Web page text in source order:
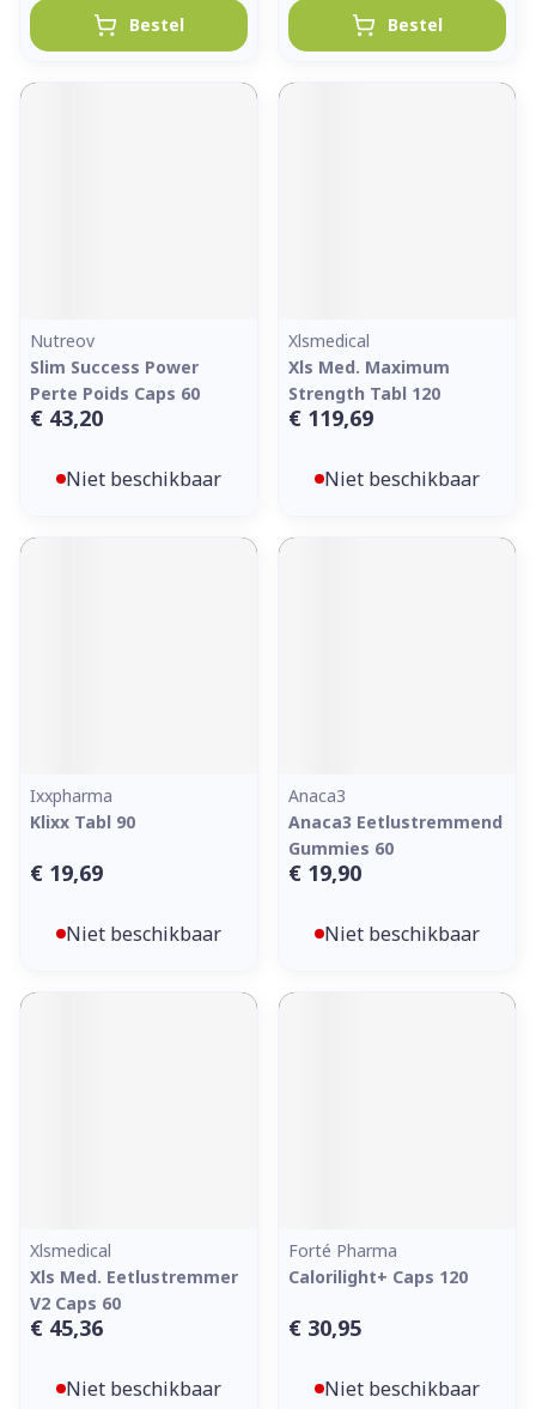
Bestel Bestel
Nutreov
Slim Success Power
Perte Poids Caps 60
€ 43,20
Niet beschikbaar
Xlsmedical
Xls Med. Maximum
Strength Tabl 120
€ 119,69
Niet beschikbaar
Ixxpharma
Klixx Tabl 90
€ 19,69
Niet beschikbaar
Anaca3
Anaca3 Eetlustremmend
Gummies 60
€ 19,90
Niet beschikbaar
Xlsmedical
Xls Med. Eetlustremmer
V2 Caps 60
€ 45,36
Niet beschikbaar
Forté Pharma
Calorilight+ Caps 120
€ 30,95
Niet beschikbaar